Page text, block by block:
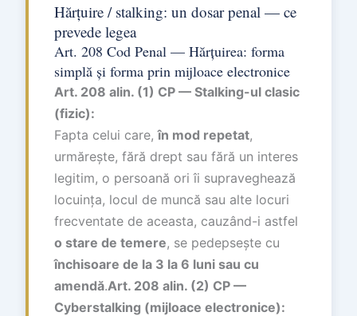
Hărțuire / stalking: un dosar penal — ce
prevede legea
Art. 208 Cod Penal — Hărțuirea: forma
simplă și forma prin mijloace electronice
Art. 208 alin. (1) CP — Stalking-ul clasic
(fizic):
Fapta celui care,în mod repetat,
urmărește, fără drept sau fără un interes
legitim, o persoană ori îi supraveghează
locuința, locul de muncă sau alte locuri
frecventate de aceasta, cauzând-i astfel
o stare de temere, se pedepsește cu
închisoare de la 3 la 6 luni sau cu
amendă.Art. 208 alin. (2) CP —
Cyberstalking (mijloace electronice):